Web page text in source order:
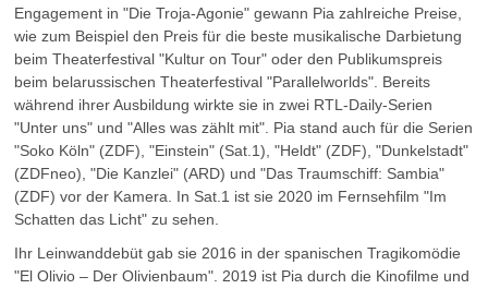
Engagement in "Die Troja-Agonie" gewann Pia zahlreiche Preise,
wie zum Beispiel den Preis für die beste musikalische Darbietung
beim Theaterfestival "Kultur on Tour" oder den Publikumspreis
beim belarussischen Theaterfestival "Parallelworlds". Bereits
während ihrer Ausbildung wirkte sie in zwei RTL-Daily-Serien
"Unter uns" und "Alles was zählt mit". Pia stand auch für die Serien
"Soko Köln" (ZDF), "Einstein" (Sat.1), "Heldt" (ZDF), "Dunkelstadt"
(ZDFneo), "Die Kanzlei" (ARD) und "Das Traumschiff: Sambia"
(ZDF) vor der Kamera. In Sat.1 ist sie 2020 im Fernsehfilm "Im
Schatten das Licht" zu sehen.
Ihr Leinwanddebüt gab sie 2016 in der spanischen Tragikomödie
"El Olivio – Der Olivienbaum". 2019 ist Pia durch die Kinofilme und